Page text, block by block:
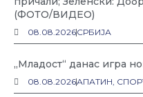
(ФОТО/ВИДЕО)
08.08.2026СРБИЈА
„Младост“ данас игра
08.08.2026АПАТИН,